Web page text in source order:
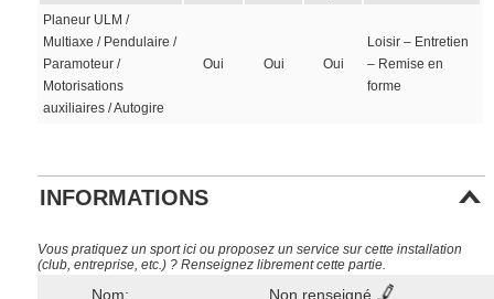
Planeur ULM /
Multiaxe / Pendulaire /
Paramoteur /
Motorisations
auxiliaires / Autogire
Oui Oui Oui
Loisir – Entretien
– Remise en
forme
INFORMATIONS
Vous pratiquez un sport ici ou proposez un service sur cette installation
(club, entreprise, etc.) ? Renseignez librement cette partie.
Nom:
Non renseigné